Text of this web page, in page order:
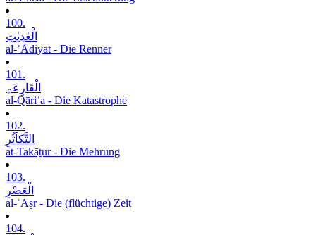
100.
الْعٰدِیٰتِ
al-ʿĀdiyāt - Die Renner
101.
الْقَارِعَۃِ
al-Qāriʿa - Die Katastrophe
102.
التَّکاَثُرِ
at-Takāṯur - Die Mehrung
103.
الْعَصْرِ
al-ʿAṣr - Die (flüchtige) Zeit
104.